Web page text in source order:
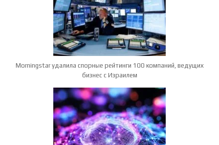
Morningstar удалила спорные рейтинги 100 компаний, ведущих
бизнес с Израилем